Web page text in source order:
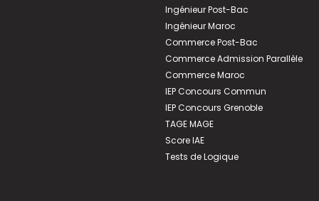
Ingénieur Post-Bac
Ingénieur Maroc
Commerce Post-Bac
Commerce Admission Parallèle
Commerce Maroc
IEP Concours Commun
IEP Concours Grenoble
TAGE MAGE
Score IAE
Tests de Logique